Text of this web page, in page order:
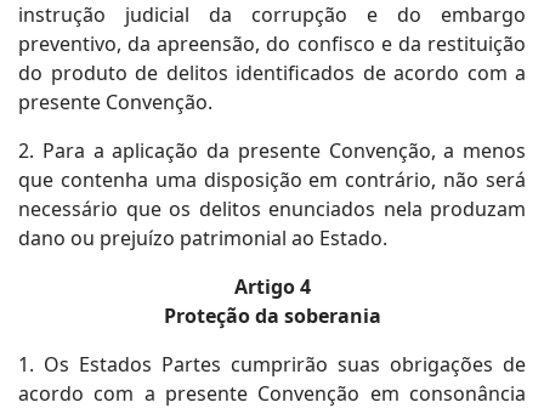
instrução judicial da corrupção e do embargo
preventivo, da apreensão, do confisco e da restituição
do produto de delitos identificados de acordo com a
presente Convenção.
2. Para a aplicação da presente Convenção, a menos
que contenha uma disposição em contrário, não será
necessário que os delitos enunciados nela produzam
dano ou prejuízo patrimonial ao Estado.
Artigo 4
Proteção da soberania
1. Os Estados Partes cumprirão suas obrigações de
acordo com a presente Convenção em consonância